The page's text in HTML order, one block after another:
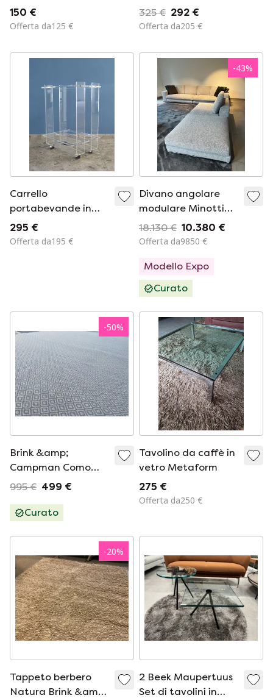
con struttura
geometrica in
150 €
Offerta da125 €
vetro Björklund
325 € 292 €
Offerta da205 €
Carrello
portabevande in
plexiglass in stile
David Lange
295 €
Offerta da195 €
-43%
Divano angolare
modulare Minotti
Hamilton in tessuto
Salt & Pepper
18.130 € 10.380 €
Offerta da9850 €
Modello Expo
Curato
-50%
Brink &amp;
Campman Como
Diamante 35604
995 € 499 €
Curato
Tavolino da caffè in
vetro Metaform
275 €
Offerta da250 €
-20%
Tappeto berbero
Natura Brink &amp;
2 Beek Maupertuus
Set di tavolini in